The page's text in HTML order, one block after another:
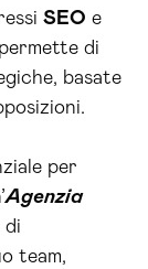
SEO e
di
basate
per
Agenzia
di
team,